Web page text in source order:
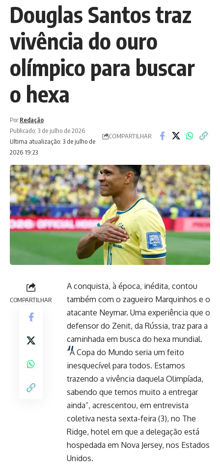
Douglas Santos traz
vivência do ouro
olímpico para buscar
o hexa
Ultima atualização: 3 de julho de
2026 19:23
Por:Redação
Publicado: 3 de julho de 2026
COMPARTILHAR
COMPARTILHAR
A conquista, à época, inédita, contou
também com o zagueiro Marquinhos e o
atacante Neymar. Uma experiência que o
defensor do Zenit, da Rússia, traz para a
caminhada em busca do hexa mundial.
“A Copa do Mundo seria um feito
inesquecível para todos. Estamos
trazendo a vivência daquela Olimpíada,
sabendo que temos muito a entregar
ainda”, acrescentou, em entrevista
coletiva nesta sexta-feira (3), no The
Ridge, hotel em que a delegação está
hospedada em Nova Jersey, nos Estados
Unidos.